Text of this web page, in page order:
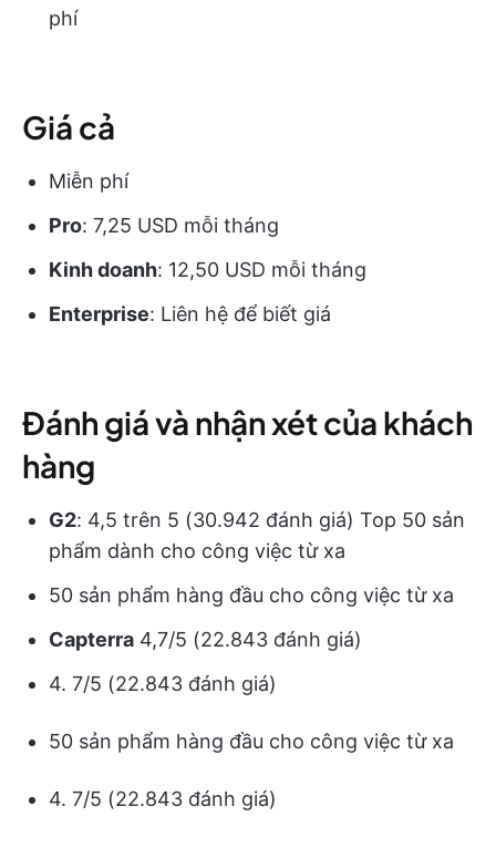
phí
Giá cả
Miễn phí
Pro: 7,25 USD mỗi tháng
Kinh doanh: 12,50 USD mỗi tháng
Enterprise: Liên hệ để biết giá
Đánh giá và nhận xét của khách
hàng
G2: 4,5 trên 5 (30.942 đánh giá) Top 50 sản
phẩm dành cho công việc từ xa
50 sản phẩm hàng đầu cho công việc từ xa
Capterra 4,7/5 (22.843 đánh giá)
4. 7/5 (22.843 đánh giá)
50 sản phẩm hàng đầu cho công việc từ xa
4. 7/5 (22.843 đánh giá)